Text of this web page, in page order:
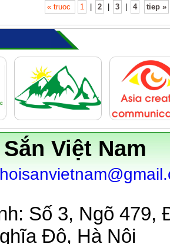
« truoc 1 2 3 4 tiep »
Việt Nam
Số 3, Ngõ 479,
Đô, Hà Nội